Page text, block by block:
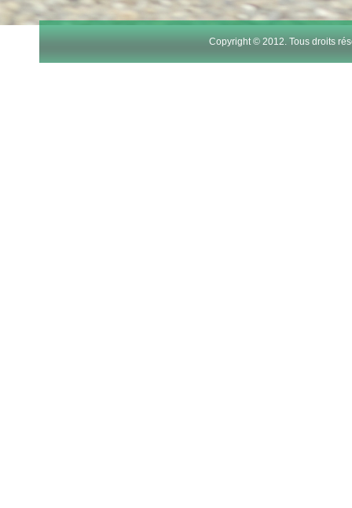
17
Copyright © 2012. Tous droits